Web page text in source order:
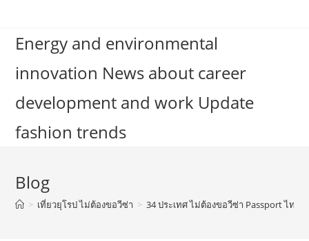
contentEnergy and environmental
innovation News about career
development and work Update
fashion trends
Blog
> เที่ยวยุโรป ไม่ต้องขอวีซ่า > 34 ประเทศ ไม่ต้องขอวีซ่า Passport ไทยเ